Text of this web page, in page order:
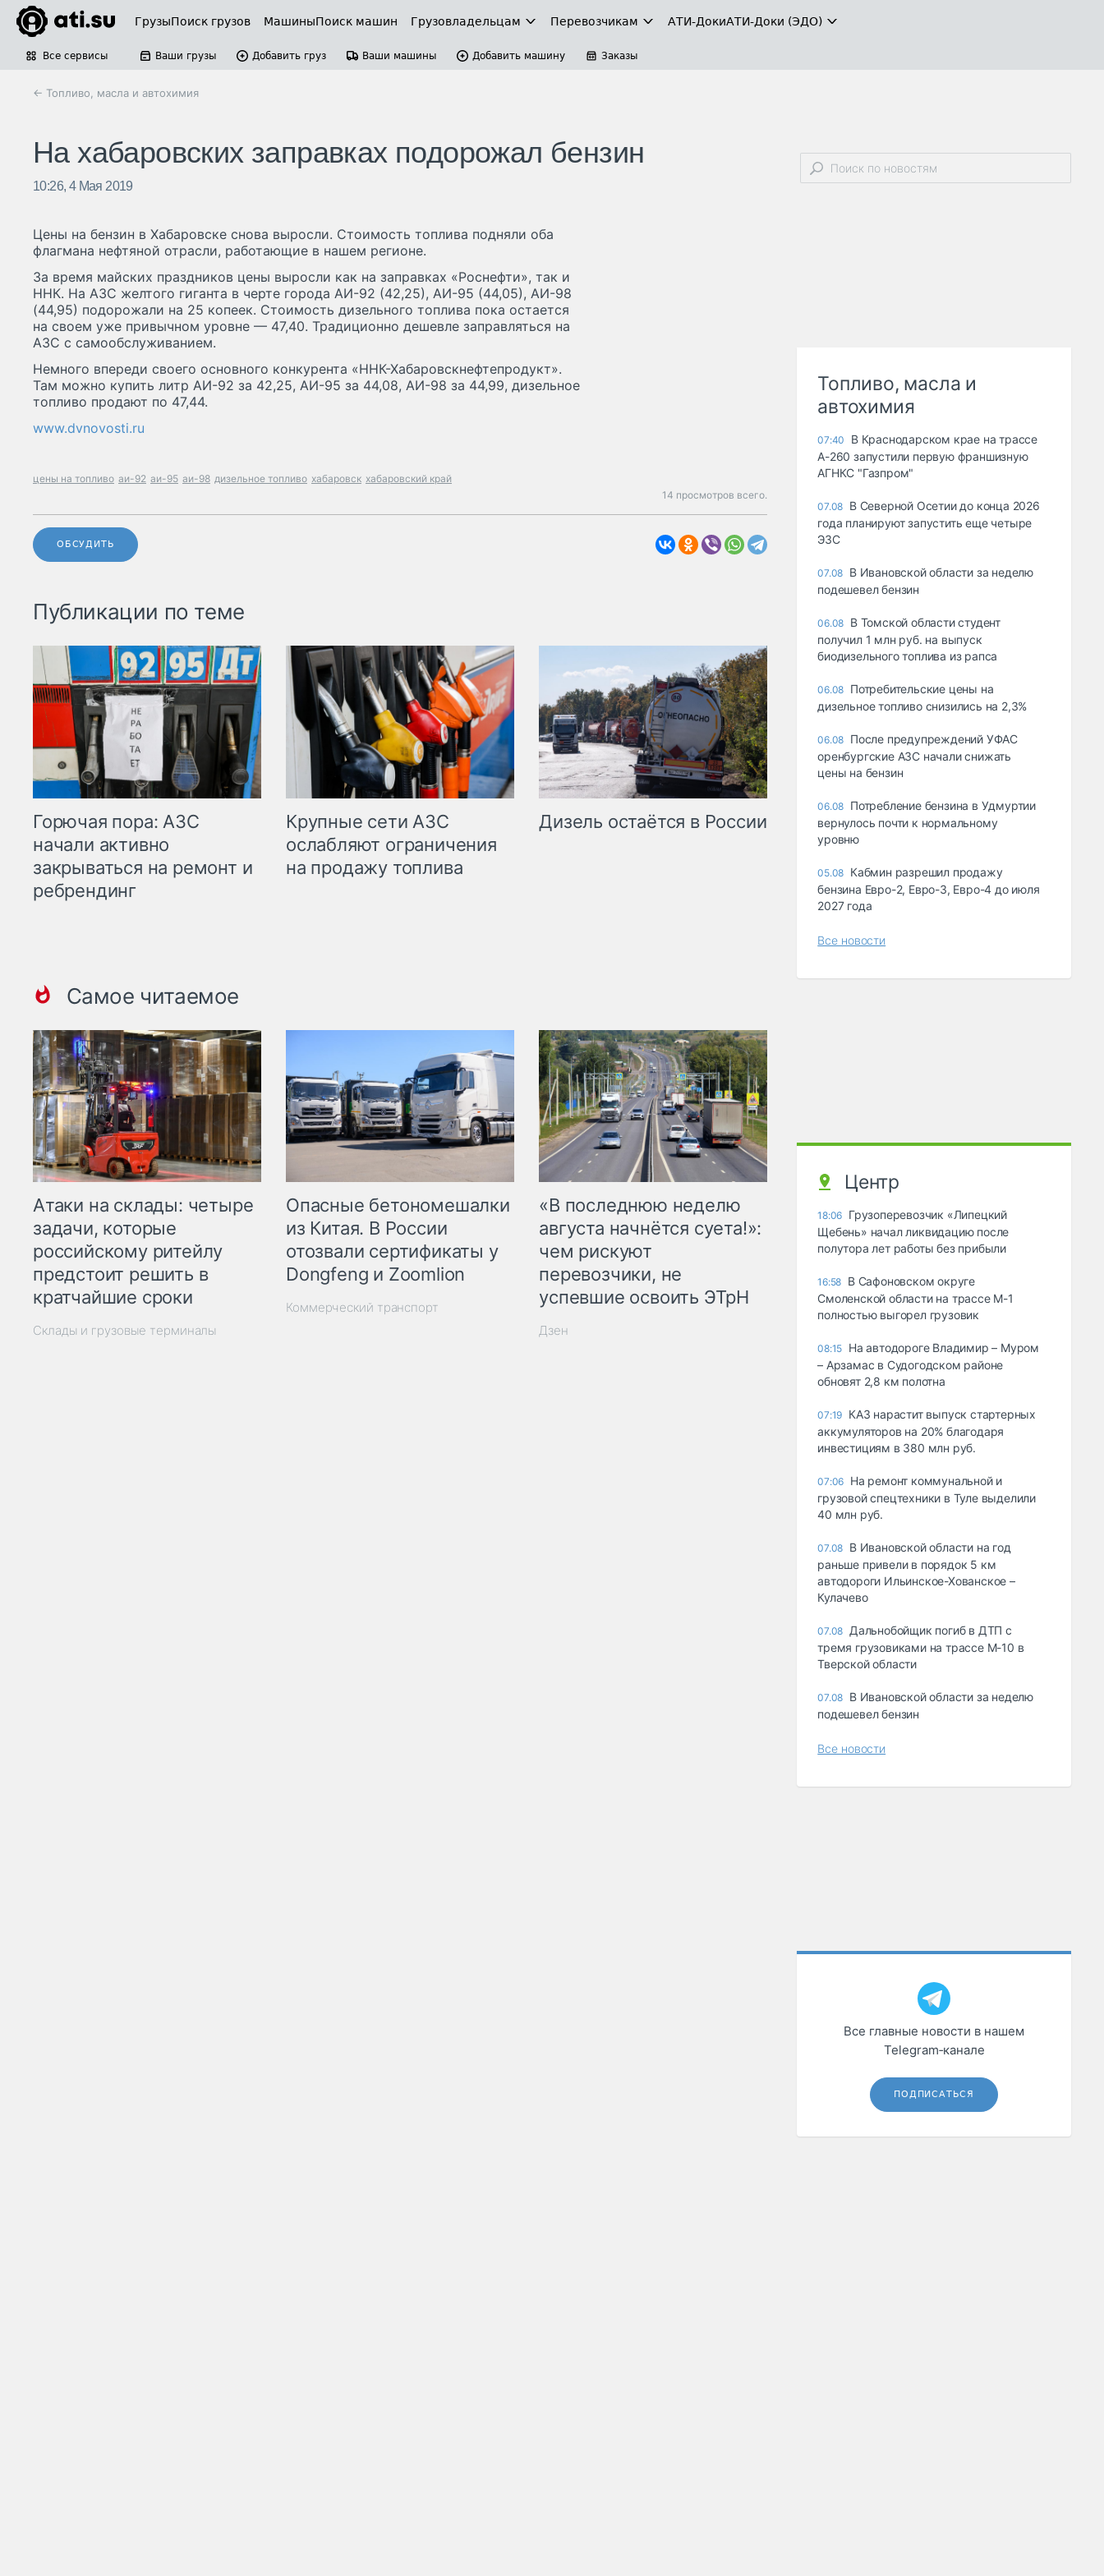
ГрузыПоиск грузов МашиныПоиск машин Грузовладельцам Перевозчикам АТИ-ДокиАТИ-Доки (ЭДО)
Все сервисы Ваши грузы Добавить груз Ваши машины Добавить машину Заказы
← Топливо, масла и автохимия
На хабаровских заправках подорожал бензин
10:26, 4 Мая 2019
Цены на бензин в Хабаровске снова выросли. Стоимость топлива подняли оба
флагмана нефтяной отрасли, работающие в нашем регионе.
За время майских праздников цены выросли как на заправках «Роснефти», так и
ННК. На АЗС желтого гиганта в черте города АИ-92 (42,25), АИ-95 (44,05), АИ-98
(44,95) подорожали на 25 копеек. Стоимость дизельного топлива пока остается
на своем уже привычном уровне — 47,40. Традиционно дешевле заправляться на
АЗС с самообслуживанием.
Немного впереди своего основного конкурента «ННК-Хабаровскнефтепродукт».
Там можно купить литр АИ-92 за 42,25, АИ-95 за 44,08, АИ-98 за 44,99, дизельное
топливо продают по 47,44.
www.dvnovosti.ru
цены на топливо аи-92 аи-95 аи-98 дизельное топливо хабаровск хабаровский край
14 просмотров всего.
ОБСУДИТЬ
Публикации по теме
Горючая пора: АЗС
начали активно
закрываться на ремонт и
ребрендинг
Крупные сети АЗС
ослабляют ограничения
на продажу топлива
Дизель остаётся в России
Самое читаемое
Атаки на склады: четыре
задачи, которые
российскому ритейлу
предстоит решить в
кратчайшие сроки
Склады и грузовые терминалы
Опасные бетономешалки
из Китая. В России
отозвали сертификаты у
Dongfeng и Zoomlion
Коммерческий транспорт
«В последнюю неделю
августа начнётся суета!»:
чем рискуют
перевозчики, не
успевшие освоить ЭТрН
Дзен
Топливо, масла и
автохимия
07:40
В Краснодарском крае на трассе
А-260 запустили первую франшизную
АГНКС "Газпром"
07.08 В Северной Осетии до конца 2026
года планируют запустить еще четыре
ЭЗС
07.08 В Ивановской области за неделю
подешевел бензин
06.08 В Томской области студент
получил 1 млн руб. на выпуск
биодизельного топлива из рапса
06.08 Потребительские цены на
дизельное топливо снизились на 2,3%
06.08 После предупреждений УФАС
оренбургские АЗС начали снижать
цены на бензин
06.08 Потребление бензина в Удмуртии
вернулось почти к нормальному
уровню
05.08 Кабмин разрешил продажу
бензина Евро-2, Евро-3, Евро-4 до июля
2027 года
Все новости
Центр
18:06 Грузоперевозчик «Липецкий
Щебень» начал ликвидацию после
полутора лет работы без прибыли
16:58 В Сафоновском округе
Смоленской области на трассе М-1
полностью выгорел грузовик
08:15 На автодороге Владимир – Муром
– Арзамас в Судогодском районе
обновят 2,8 км полотна
07:19 КАЗ нарастит выпуск стартерных
аккумуляторов на 20% благодаря
инвестициям в 380 млн руб.
07:06 На ремонт коммунальной и
грузовой спецтехники в Туле выделили
40 млн руб.
07.08 В Ивановской области на год
раньше привели в порядок 5 км
автодороги Ильинское-Хованское –
Кулачево
07.08 Дальнобойщик погиб в ДТП с
тремя грузовиками на трассе М-10 в
Тверской области
07.08 В Ивановской области за неделю
подешевел бензин
Все новости
Все главные новости в нашем
Telegram‑канале
ПОДПИСАТЬСЯ